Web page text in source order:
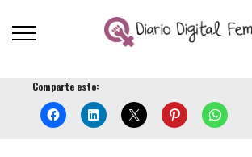
Comparte esto: